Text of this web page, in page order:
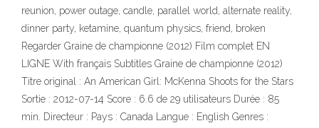
reunion, power outage, candle, parallel world, alternate reality,
dinner party, ketamine, quantum physics, friend, broken
Regarder Graine de championne (2012) Film complet EN
LIGNE With français Subtitles Graine de championne (2012)
Titre original : An American Girl: McKenna Shoots for the Stars
Sortie : 2012-07-14 Score : 6.6 de 29 utilisateurs Durée : 85
min. Directeur : Pays : Canada Langue : English Genres :